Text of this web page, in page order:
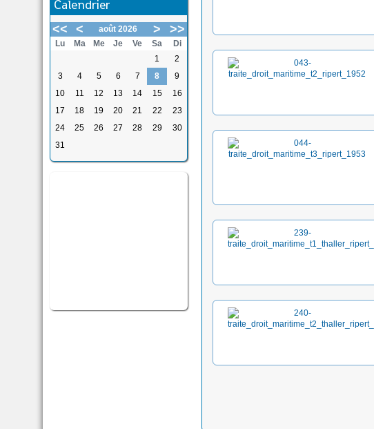
Calendrier
<< < août 2026 > >>
Lu Ma Me Je Ve Sa
Di
1
2
3
4 5 6 7 8
9
10
11 12 13 14 15
16
17
18 19 20 21 22
23
24
25 26 27 28 29
30
31